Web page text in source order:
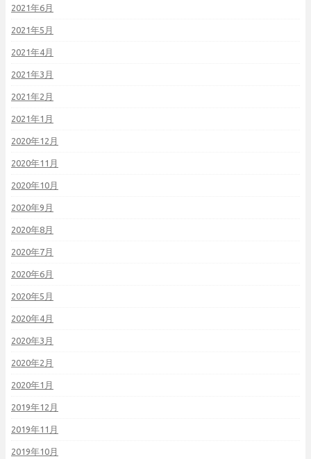
2021年6月
2021年5月
2021年4月
2021年3月
2021年2月
2021年1月
2020年12月
2020年11月
2020年10月
2020年9月
2020年8月
2020年7月
2020年6月
2020年5月
2020年4月
2020年3月
2020年2月
2020年1月
2019年12月
2019年11月
2019年10月